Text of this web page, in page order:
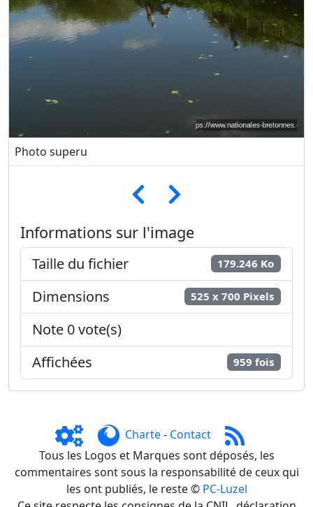
Photo superu
Informations sur l'image
Taille du fichier 179.246 Ko
Dimensions 525 x 700 Pixels
Note 0 vote(s)
Affichées
959 fois
Charte- Contact
Tous les Logos et Marques sont déposés, les
commentaires sont sous la responsabilité de ceux qui
les ont publiés, le reste © PC-Luzel